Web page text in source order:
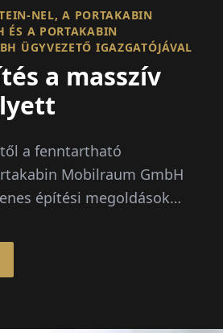
NEL, A PORTAKABIN
ÉS A PORTAKABIN
ÜGYVEZETŐ IGAZGATÓJÁVAL
a masszív
a fenntartható
Mobilraum GmbH
építési megoldások